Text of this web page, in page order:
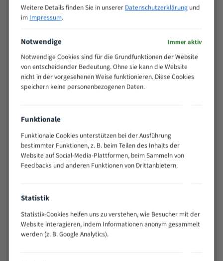
15 - 40
8/12
25 - 50
35 - 70
80 - 180
3/4
130 -
350
2/3
200 -
> 500
0,75/1,25
Vorteile:
Widerstandsfähig gegen Zahnbruch auch bei
schwierigen Werkstücken (Materialmischung,
wechselnde Verbindungslängen)
Sehr geringe Vibration
Weitere Details finden Sie in unserer Datenschutzerklärungund
im Impressum.
Notwendige Immer aktiv
Notwendige Cookies sind für die Grundfunktionen der Website
von entscheidender Bedeutung. Ohne sie kann die Website
nicht in der vorgesehenen Weise funktionieren. Diese Cookies
speichern keine personenbezogenen Daten.
Funktionale
Funktionale Cookies unterstützen bei der Ausführung
bestimmter Funktionen, z. B. beim Teilen des Inhalts der
Website auf Social-Media-Plattformen, beim Sammeln von
Feedbacks und anderen Funktionen von Drittanbietern.
Statistik
Statistik-Cookies helfen uns zu verstehen, wie Besucher mit der
Website interagieren, indem Informationen anonym gesammelt
werden (z. B. Google Analytics).